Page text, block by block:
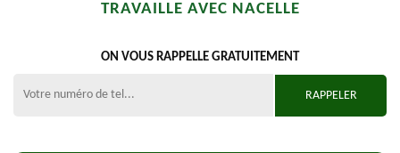
TRAVAILLE AVEC NACELLE
ON VOUS RAPPELLE GRATUITEMENT